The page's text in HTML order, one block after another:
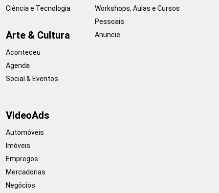
Ciência e Tecnologia
Arte & Cultura
Aconteceu
Agenda
Social & Eventos
Workshops, Aulas e Cursos
Pessoais
Anuncie
VideoAds
Automóveis
Imóveis
Empregos
Mercadorias
Negócios